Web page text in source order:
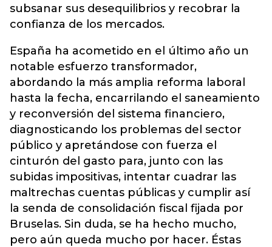
subsanar sus desequilibrios y recobrar la
confianza de los mercados.
España ha acometido en el último año un
notable esfuerzo transformador,
abordando la más amplia reforma laboral
hasta la fecha, encarrilando el saneamiento
y reconversión del sistema financiero,
diagnosticando los problemas del sector
público y apretándose con fuerza el
cinturón del gasto para, junto con las
subidas impositivas, intentar cuadrar las
maltrechas cuentas públicas y cumplir así
la senda de consolidación fiscal fijada por
Bruselas. Sin duda, se ha hecho mucho,
pero aún queda mucho por hacer. Éstas